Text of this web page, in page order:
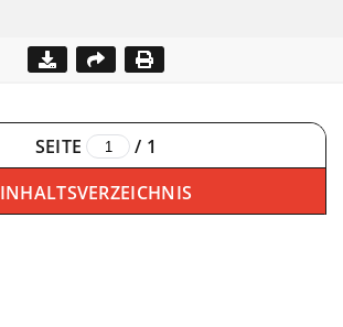
SEITE / 1
INHALTSVERZEICHNIS